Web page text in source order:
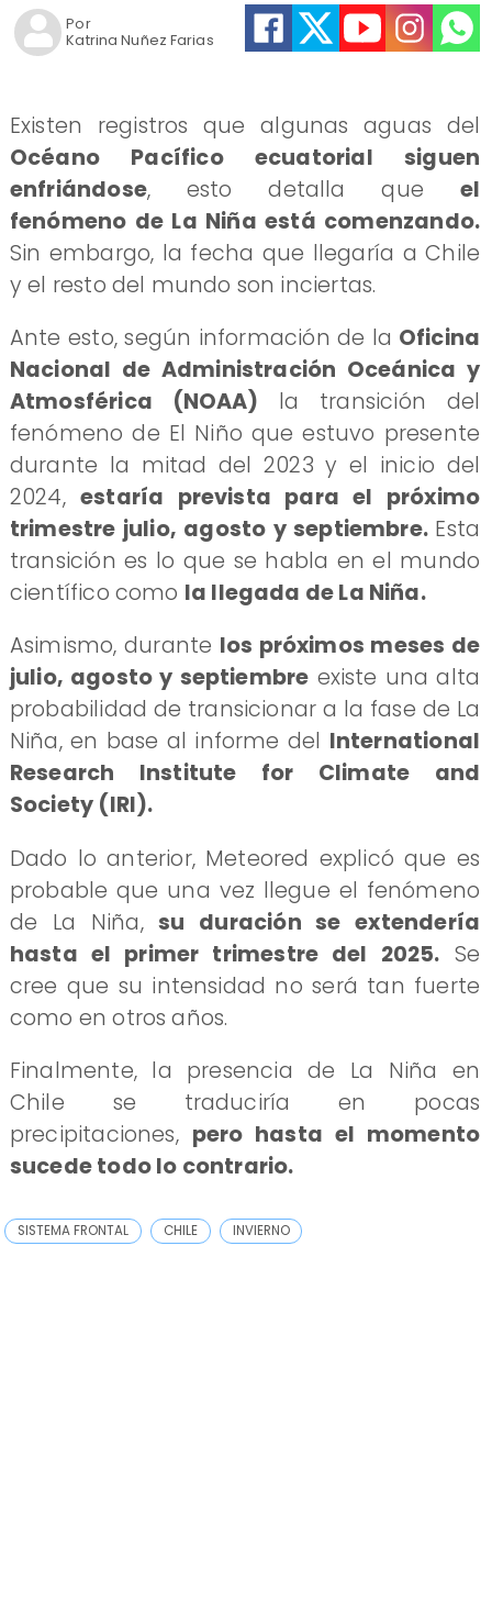
Katrina Nuñez Farias
Por
Existen registros que algunas aguas del
Océano Pacífico ecuatorial siguen
enfriándose, esto detalla que el
fenómeno de La Niña está comenzando.
Sin embargo, la fecha que llegaría a Chile
y el resto del mundo son inciertas.
Ante esto, según información de la Oficina
Nacional de Administración Oceánica y
Atmosférica (NOAA) la transición del
fenómeno de El Niño que estuvo presente
durante la mitad del 2023 y el inicio del
2024,estaría prevista para el próximo
trimestre julio, agosto y septiembre. Esta
transición es lo que se habla en el mundo
científico como la llegada de La Niña.
Asimismo, durante los próximos meses de
julio, agosto y septiembre existe una alta
probabilidad de transicionar a la fase de La
Niña, en base al informe del International
Research Institute for Climate and
Society (IRI).
Dado lo anterior, Meteored explicó que es
probable que una vez llegue el fenómeno
de La Niña,su duración se extendería
hasta el primer trimestre del 2025. Se
cree que su intensidad no será tan fuerte
como en otros años.
Finalmente, la presencia de La Niña en
Chile se traduciría en pocas
precipitaciones, pero hasta el momento
sucede todo lo contrario.
SISTEMA FRONTAL CHILE INVIERNO